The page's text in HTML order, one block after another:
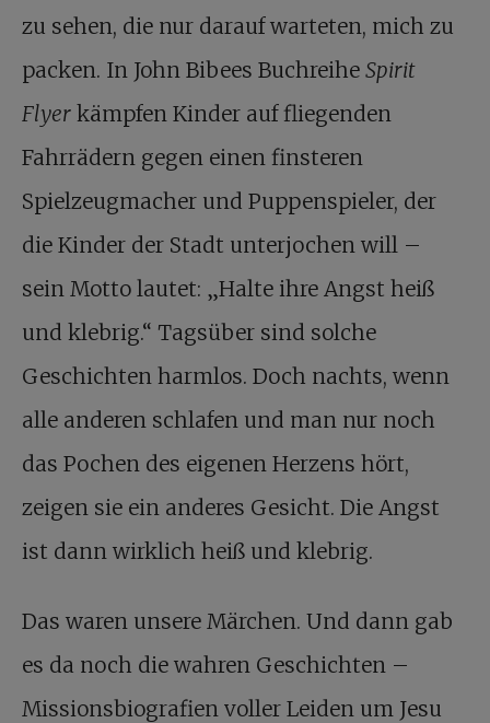
zu sehen, die nur darauf warteten, mich zu
packen. In John Bibees Buchreihe Spirit
Flyer kämpfen Kinder auf fliegenden
Fahrrädern gegen einen finsteren
Spielzeugmacher und Puppenspieler, der
die Kinder der Stadt unterjochen will –
sein Motto lautet: „Halte ihre Angst heiß
und klebrig.“ Tagsüber sind solche
Geschichten harmlos. Doch nachts, wenn
alle anderen schlafen und man nur noch
das Pochen des eigenen Herzens hört,
zeigen sie ein anderes Gesicht. Die Angst
ist dann wirklich heiß und klebrig.
Das waren unsere Märchen. Und dann gab
es da noch die wahren Geschichten –
Missionsbiografien voller Leiden um Jesu